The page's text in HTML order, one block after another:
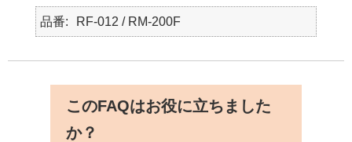
品番 RF-012 / RM-200F
このFAQはお役に立ちました
か？